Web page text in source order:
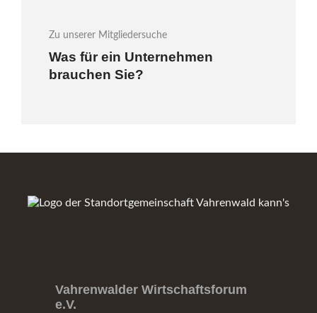
Zu unserer Mitgliedersuche
Was für ein Unternehmen
brauchen Sie?
Vahrenwalder Wirtschaftsforum
e.V.